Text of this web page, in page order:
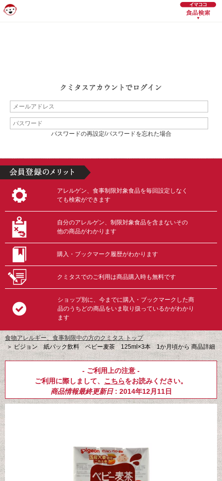
パスワードの再設定/パスワードを忘れた場合
アレルゲン、食事制限対象食品を毎回設定しなく
ても検索ができます
自分のアレルゲン、制限対象食品を含まないその
他の商品がわかります
購入・ブックマーク履歴がわかります
クミタスでのご利用は商品購入時も無料です
ショップ別に、今までに購入・ブックマークした商
品のうちどの商品をいま取り扱っているかがわかり
ます
食物アレルギー、食事制限中の方のクミタス トップ
＞ピジョン 紙パック飲料 ベビー麦茶 125ml×3本 1か月頃から 商品詳細
- ご利用上の注意 -
ご利用に際しまして、 こちらをお読みください。
商品情報最終更新日: 2014年12月11日